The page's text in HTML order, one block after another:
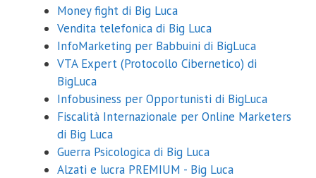
Money fight di Big Luca
Vendita telefonica di Big Luca
InfoMarketing per Babbuini di BigLuca
VTA Expert (Protocollo Cibernetico) di
BigLuca
Infobusiness per Opportunisti di BigLuca
Fiscalità Internazionale per Online Marketers
di Big Luca
Guerra Psicologica di Big Luca
Alzati e lucra PREMIUM - Big Luca